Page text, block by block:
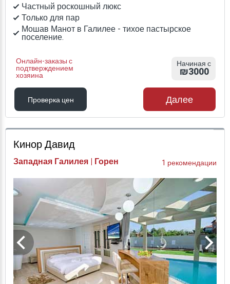
Частный роскошный люкс
Только для пар
Мошав Манот в Галилее - тихое пастырское
поселение.
Онлайн-заказы с
подтверждением
хозяина
Начиная с
₪3000
Проверка цен
Проверка цен
Далее
Кинор Давид
Западная Галилея | Горен 1 рекомендации